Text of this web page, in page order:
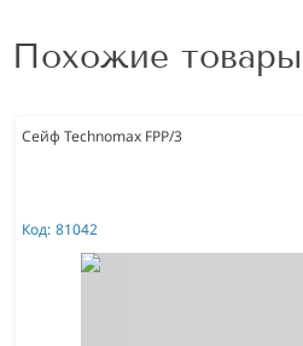
Похожие товары
Сейф Technomax FPP/3
Код: 81042